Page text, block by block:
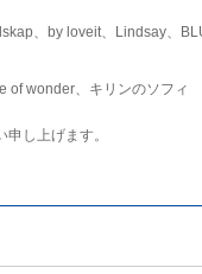
、by loveit、Lindsay、
of wonder、キリンのソフィ
し上げます。